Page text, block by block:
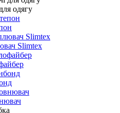
одягу
Slimtex